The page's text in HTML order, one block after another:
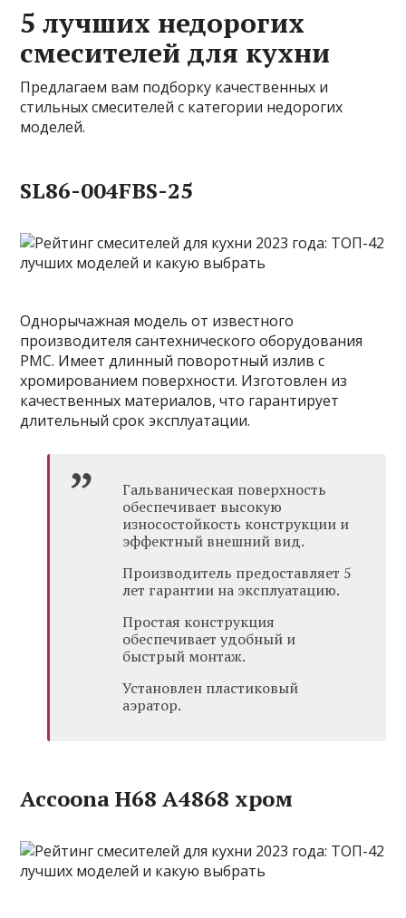
5 лучших недорогих
смесителей для кухни
Предлагаем вам подборку качественных и
стильных смесителей с категории недорогих
моделей.
SL86-004FBS-25
Однорычажная модель от известного
производителя сантехнического оборудования
РМС. Имеет длинный поворотный излив с
хромированием поверхности. Изготовлен из
качественных материалов, что гарантирует
длительный срок эксплуатации.
Гальваническая поверхность
обеспечивает высокую
износостойкость конструкции и
эффектный внешний вид.
Производитель предоставляет 5
лет гарантии на эксплуатацию.
Простая конструкция
обеспечивает удобный и
быстрый монтаж.
Установлен пластиковый
аэратор.
Accoona H68 A4868 хром